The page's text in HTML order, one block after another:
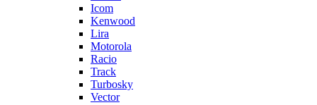
Icom
Kenwood
Lira
Motorola
Racio
Track
Turbosky
Vector